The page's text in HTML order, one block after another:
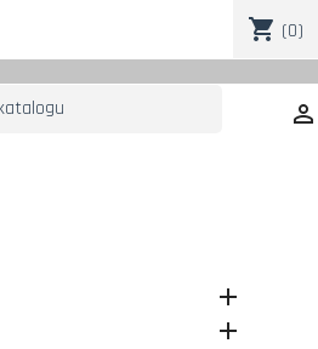
shopping_cart (0)


